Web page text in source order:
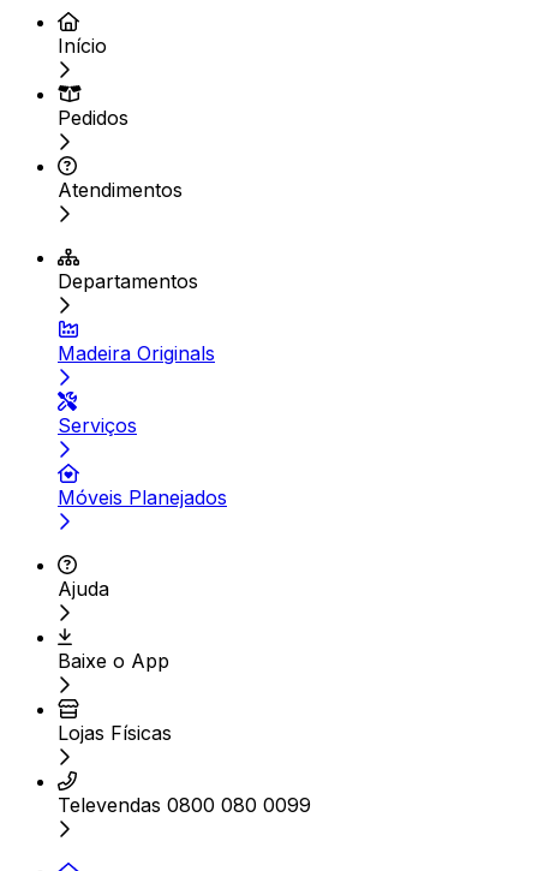
Início
Pedidos
Atendimentos
Departamentos
Madeira Originals
Serviços
Móveis Planejados
Ajuda
Baixe o App
Lojas Físicas
Televendas 0800 080 0099